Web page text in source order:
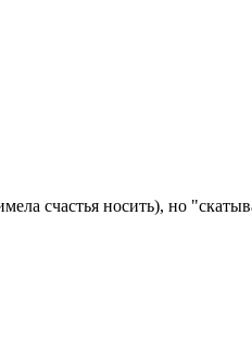
счастья носить), но